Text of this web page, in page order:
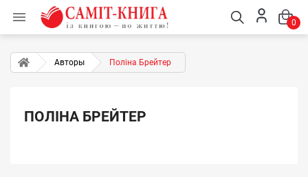
 0
Авторы Поліна Брейтер
ПОЛІНА БРЕЙТЕР